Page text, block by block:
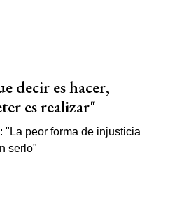
decir es hacer,
es realizar"